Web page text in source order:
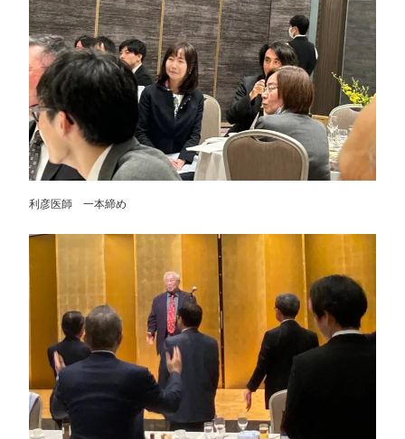
利彦医師 一本締め